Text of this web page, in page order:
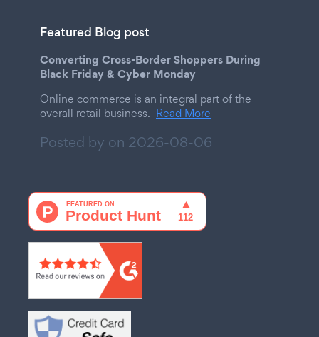
Featured Blog post
Converting Cross-Border Shoppers During
Black Friday & Cyber Monday
Online commerce is an integral part of the
overall retail business. Read More
Posted by on 2026-08-06